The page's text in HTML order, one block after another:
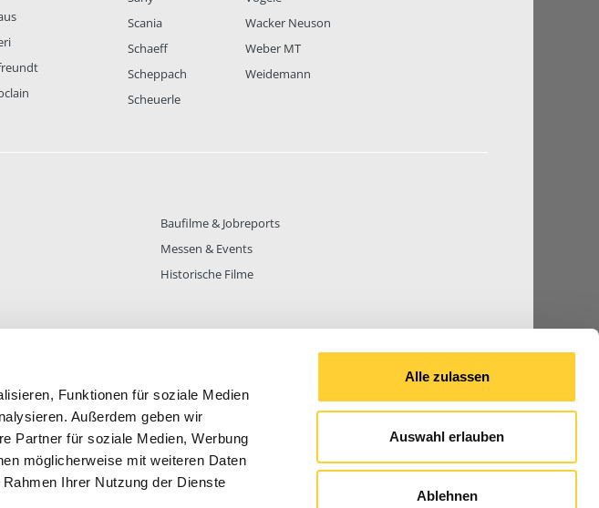
Funktionen für soziale Medien
Außerdem geben wir
Partner für soziale Medien, Werbung
möglicherweise mit weiteren Daten
Ihrer Nutzung der Dienste
Alle zulassen
Auswahl erlauben
Ablehnen
Scania
Schaeff
Scheppach
Scheuerle
Wacker Neuson
Weber MT
Weidemann
Baufilme & Jobreports
Messen & Events
Historische Filme
STATISTIK ALLE THEMEN81.271